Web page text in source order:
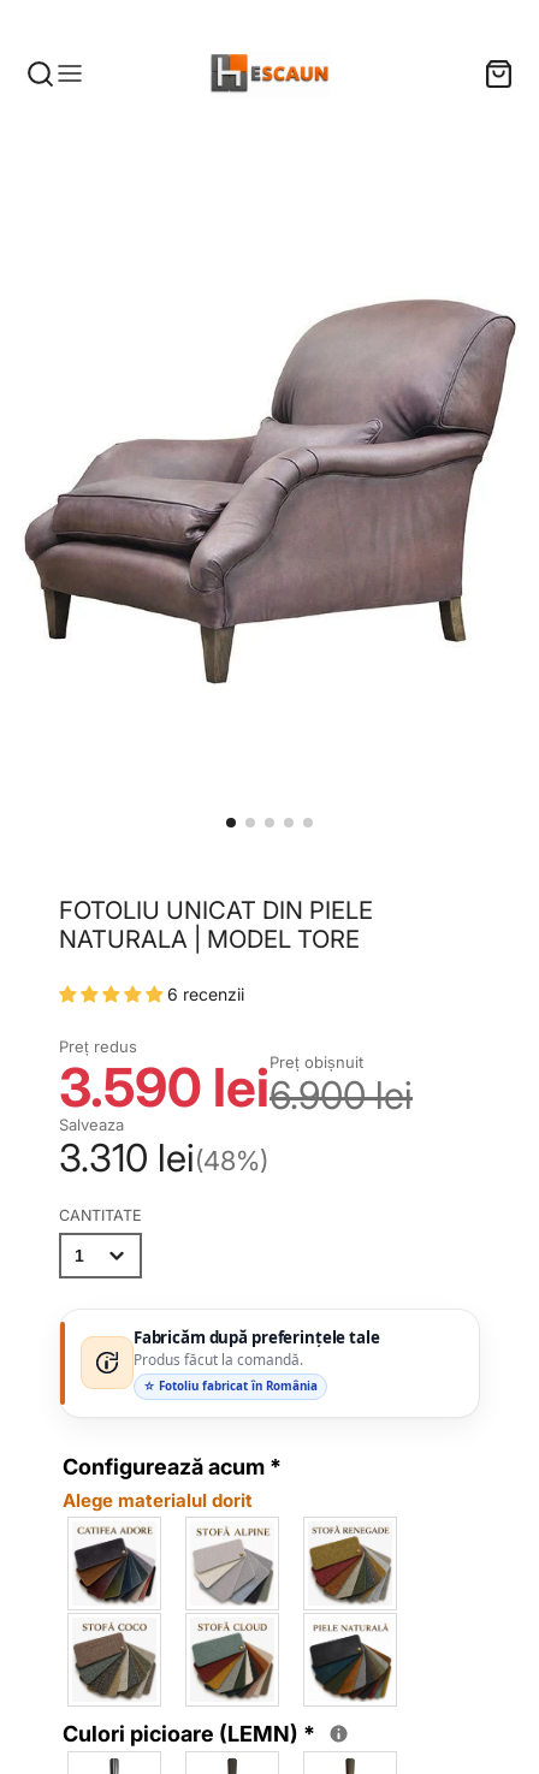
FOTOLIU UNICAT DIN PIELE
NATURALA | MODEL TORE
6 recenzii
Preț redus
3.590 leiPreț obișnuit
6.900 lei
Salveaza
3.310 lei(48%)
CANTITATE
Fabricăm după preferințele tale
Produs făcut la comandă.
☆ Fotoliu fabricat în România
Configurează acum *
Alege materialul dorit
Culori picioare (LEMN) *